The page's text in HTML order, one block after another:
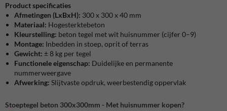
Product specificaties
Afmetingen (LxBxH): 300 x 300 x 40 mm
Materiaal: Hogesterktebeton
Kleurstelling: beton tegel met wit huisnummer (cijfer 0–9)
Montage: Inbedden in stoep, oprit of terras
Gewicht: ± 8 kg per tegel
Functionele eigenschap: Duidelijke en permanente
nummerweergave
Afwerking: Slijtvaste opdruk, weerbestendig oppervlak
Stoeptegel beton 300x300mm - Met huisnummer kopen?